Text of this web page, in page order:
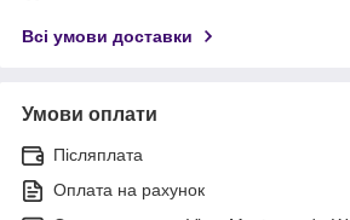
Всі умови доставки
Умови оплати
Післяплата
Оплата на рахунок